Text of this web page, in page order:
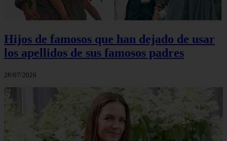
Hijos de famosos que han dejado de usar
los apellidos de sus famosos padres
28/07/2026